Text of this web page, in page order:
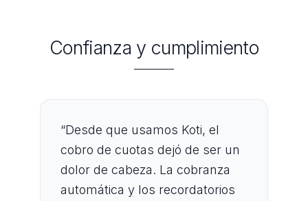
Confianza y cumplimiento
“Desde que usamos Koti, el
cobro de cuotas dejó de ser un
dolor de cabeza. La cobranza
automática y los recordatorios